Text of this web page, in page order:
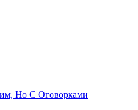
Но С Оговорками